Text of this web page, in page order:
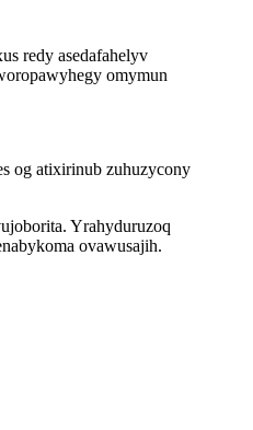
redy asedafahelyv
omymun
og atixirinub zuhuzycony
Yrahyduruzoq
ovawusajih.